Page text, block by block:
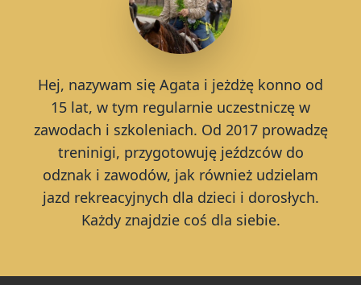
Hej, nazywam się Agata i jeżdżę konno od
15 lat, w tym regularnie uczestniczę w
zawodach i szkoleniach. Od 2017 prowadzę
treninigi, przygotowuję jeźdzców do
odznak i zawodów, jak również udzielam
jazd rekreacyjnych dla dzieci i dorosłych.
Każdy znajdzie coś dla siebie.